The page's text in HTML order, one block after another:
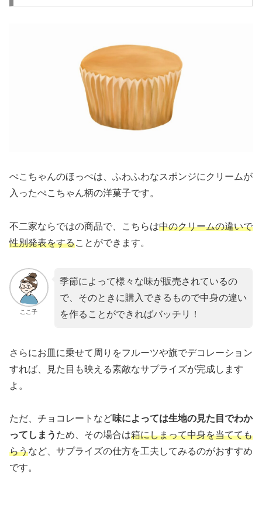
ぺこちゃんのほっぺは、ふわふわなスポンジにクリームが
入ったぺこちゃん柄の洋菓子です。
不二家ならではの商品で、こちらは中のクリームの違いで
性別発表をすることができます。
ここ子
季節によって様々な味が販売されているの
で、そのときに購入できるもので中身の違い
を作ることができればバッチリ！
さらにお皿に乗せて周りをフルーツや旗でデコレーション
すれば、見た目も映える素敵なサプライズが完成します
よ。
ただ、チョコレートなど味によっては生地の見た目でわか
ってしまう ため、その場合は箱にしまって中身を当てても
らうなど、サプライズの仕方を工夫してみるのがおすすめ
です。